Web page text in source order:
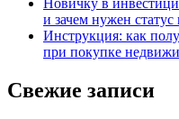
Новичку в
и зачем нужен
Инструкция: как
при покупке
Свежие записи